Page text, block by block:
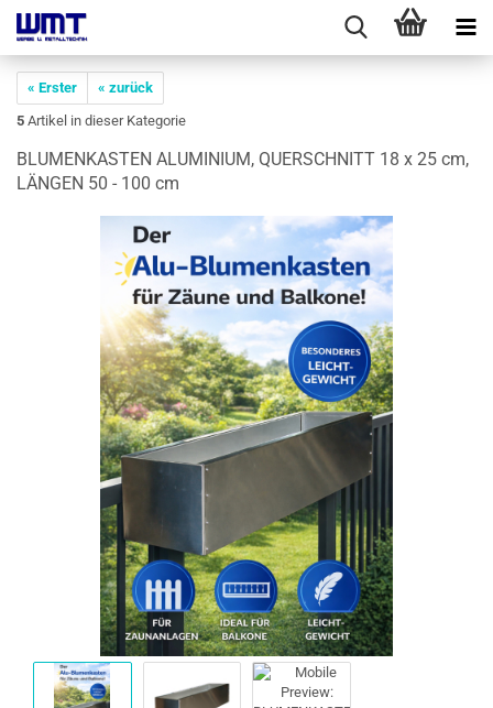
« Erster
« zurück
5 Artikel in dieser Kategorie
BLU­MEN­KAS­TEN ALU­MI­NI­UM, QUER­SCHNITT 18 x 25 cm,
LÄN­GEN 50 - 100 cm